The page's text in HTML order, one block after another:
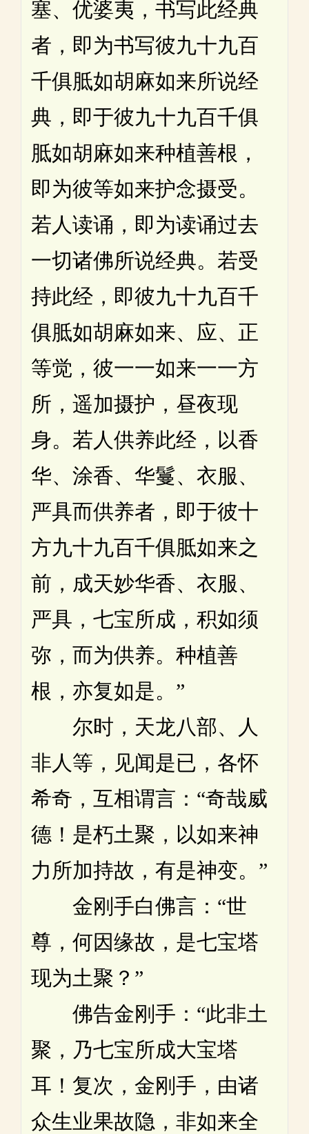
塞、优婆夷，书写此经典
者，即为书写彼九十九百
千俱胝如胡麻如来所说经
典，即于彼九十九百千俱
胝如胡麻如来种植善根，
即为彼等如来护念摄受。
若人读诵，即为读诵过去
一切诸佛所说经典。若受
持此经，即彼九十九百千
俱胝如胡麻如来、应、正
等觉，彼一一如来一一方
所，遥加摄护，昼夜现
身。若人供养此经，以香
华、涂香、华鬘、衣服、
严具而供养者，即于彼十
方九十九百千俱胝如来之
前，成天妙华香、衣服、
严具，七宝所成，积如须
弥，而为供养。种植善
根，亦复如是。”
尔时，天龙八部、人
非人等，见闻是已，各怀
希奇，互相谓言：“奇哉威
德！是朽土聚，以如来神
力所加持故，有是神变。”
金刚手白佛言：“世
尊，何因缘故，是七宝塔
现为土聚？”
佛告金刚手：“此非土
聚，乃七宝所成大宝塔
耳！复次，金刚手，由诸
众生业果故隐，非如来全